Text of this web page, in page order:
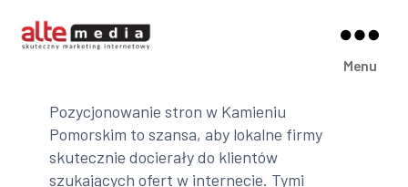
Media
Menu
Pozycjonowanie stron w Kamieniu
Pomorskim to szansa, aby lokalne firmy
skutecznie docierały do klientów
szukających ofert w internecie. Tymi